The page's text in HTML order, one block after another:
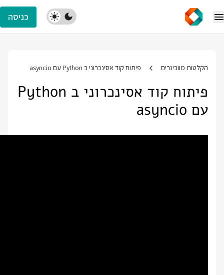
כניסה
הקלטות מוובינרים פיתוח קוד אסינכרוני ב Python עם asyncio
פיתוח קוד אסינכרוני ב Python
עם asyncio